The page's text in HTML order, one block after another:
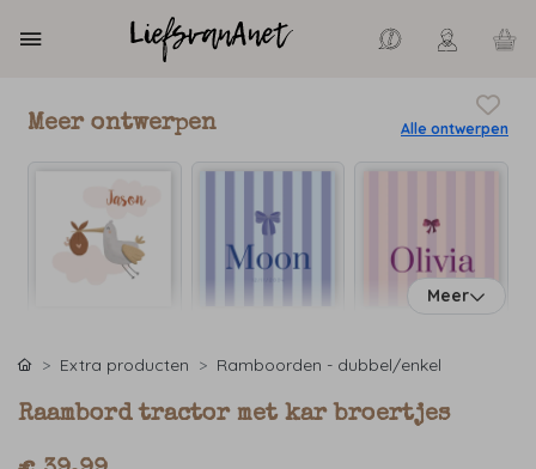
Meer ontwerpen Alle ontwerpen
Meer
Extra producten Ramboorden - dubbel/enkel
Raambord tractor met kar broertjes